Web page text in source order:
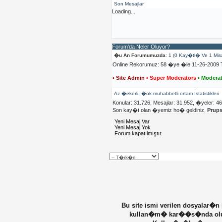
Son Mesajlar
Loading...
Forum'da Neler Oluyor?
�u An Forumumuzda: 1 (0 Kay�tl� Ve 1
Online Rekorumuz: 58 �ye �le 11-26-
• Site Admin • Super Moderators •
Az �ekerli, �ok muhabbetli ortam İstatistikleri
Konular: 31.726, Mesajlar: 31.952, �yeler:
Son kay�t olan �yemiz ho� geldiniz,
Yeni Mesaj Var
Yeni Mesaj Yok
Forum kapatılmıştır
Bu site ismi verilen
kullan�m� kar��s�nda